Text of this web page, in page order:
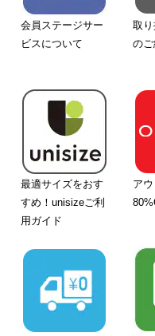
会員ステージサー
ビスについて
取
の
最適サイズをおす
すめ！unisizeご利
用ガイド
ア